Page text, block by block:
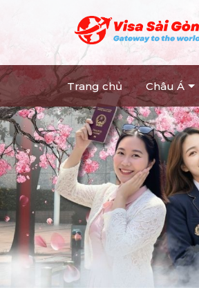
Trang chủ Châu Á